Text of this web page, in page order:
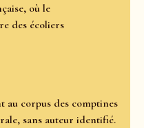
où le
des écoliers
au corpus des comptines
sans auteur identifié.